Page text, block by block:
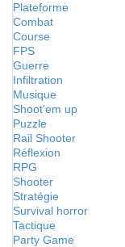
Plateforme
Combat
Course
FPS
Guerre
Infiltration
Musique
Shoot'em up
Puzzle
Rail Shooter
Réflexion
RPG
Shooter
Stratégie
Survival horror
Tactique
Party Game